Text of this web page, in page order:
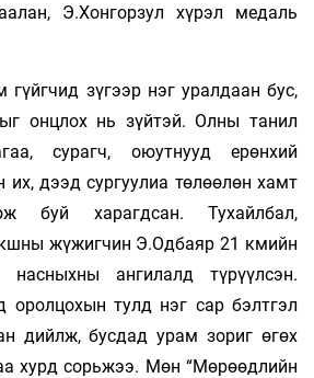
Э.Хонгорзул хүрэл медаль
зүгээр нэг уралдаан бус,
онцлох нь зүйтэй. Олны танил
су­рагч, оюутнууд ерөнхий
их, дээд сургуулиа төлөөлөн хамт
буй харагдсан. Тухайлбал,
жүжигчин Э.Одбаяр 21 кмийн
ангилалд түрүүлсэн.
оролцохын тулд нэг сар бэлтгэл
дийлж, бусдад урам зориг өгөх
хурд сорьжээ. Мөн “Мөрөөдлийн